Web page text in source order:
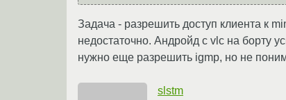
Задача - разрешить доступ клиента к
недостаточно. Андройд с vlc на борту
нужно еще разрешить igmp, но не
slstm